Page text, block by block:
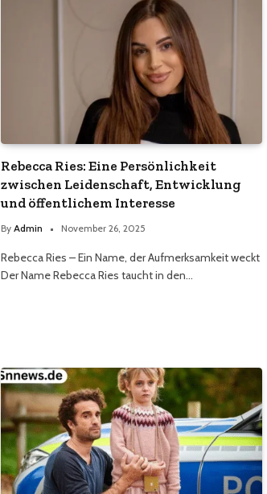
Rebecca Ries: Eine Persönlichkeit
zwischen Leidenschaft, Entwicklung
und öffentlichem Interesse
By Admin November 26, 2025
Rebecca Ries – Ein Name, der Aufmerksamkeit weckt
Der Name Rebecca Ries taucht in den…